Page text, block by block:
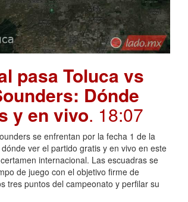
pasa Toluca vs
Dónde
y en vivo. 18:07
se enfrentan por la fecha 1 de la
ver el partido gratis y en vivo en este
internacional. Las escuadras se
de juego con el objetivo firme de
tres puntos del campeonato y perfilar su